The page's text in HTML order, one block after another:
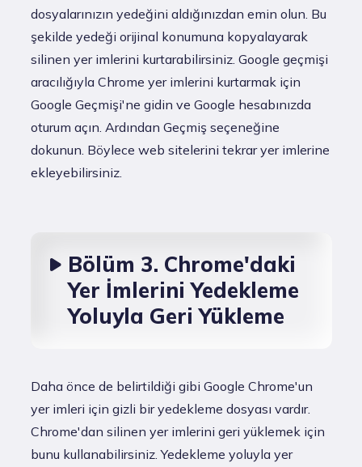
dosyalarınızın yedeğini aldığınızdan emin olun. Bu
şekilde yedeği orijinal konumuna kopyalayarak
silinen yer imlerini kurtarabilirsiniz. Google geçmişi
aracılığıyla Chrome yer imlerini kurtarmak için
Google Geçmişi'ne gidin ve Google hesabınızda
oturum açın. Ardından Geçmiş seçeneğine
dokunun. Böylece web sitelerini tekrar yer imlerine
ekleyebilirsiniz.
Bölüm 3. Chrome'daki
Yer İmlerini Yedekleme
Yoluyla Geri Yükleme
Daha önce de belirtildiği gibi Google Chrome'un
yer imleri için gizli bir yedekleme dosyası vardır.
Chrome'dan silinen yer imlerini geri yüklemek için
bunu kullanabilirsiniz. Yedekleme yoluyla yer